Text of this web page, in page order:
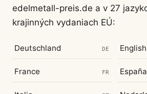
edelmetall-preis.de a v 27
krajinných vydaniach EÚ:
Deutschland DE English
France FR España